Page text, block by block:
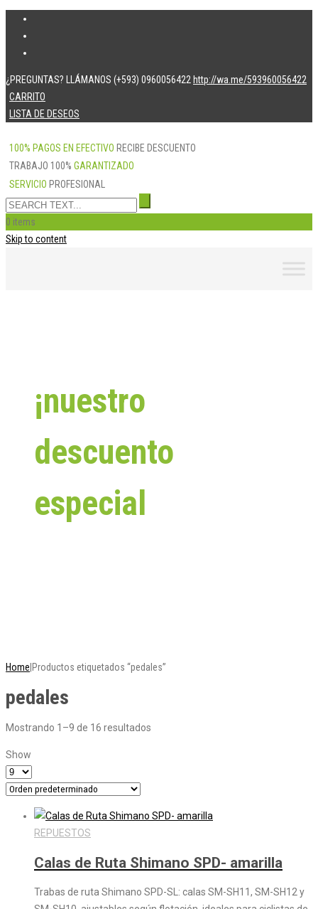
¿PREGUNTAS? LLÁMANOS (+593) 0960056422 http://wa.me/593960056422
CARRITO
LISTA DE DESEOS
100% PAGOS EN EFECTIVO RECIBE DESCUENTO
TRABAJO 100% GARANTIZADO
SERVICIO PROFESIONAL
0 items
Skip to content
¡nuestro
descuento
especial
Home Productos etiquetados “pedales”
pedales
Mostrando 1–9 de 16 resultados
Show
REPUESTOS
Calas de Ruta Shimano SPD- amarilla
Trabas de ruta Shimano SPD-SL: calas SM-SH11, SM-SH12 y